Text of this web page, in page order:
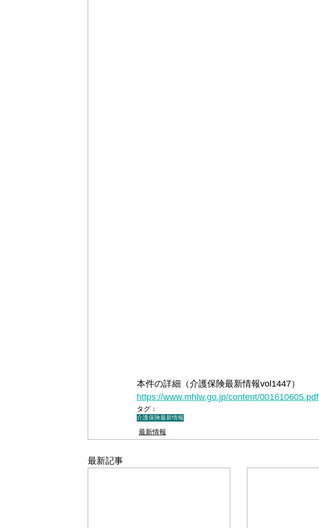
本件の詳細（介護保険最新情報vol1447）
https://www.mhlw.go.jp/content/001610605.pdf
タグ：
介護保険最新情報
最新情報
最新記事